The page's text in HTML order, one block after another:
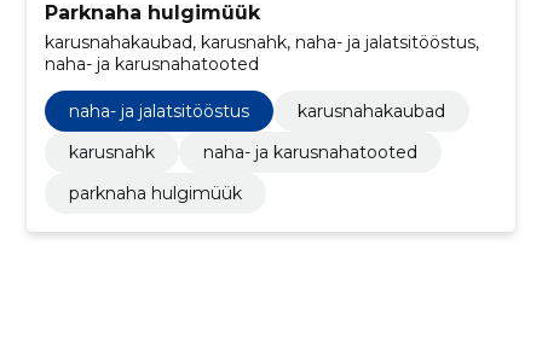
Parknaha hulgimüük
karusnahakaubad, karusnahk, naha- ja jalatsitööstus,
naha- ja karusnahatooted
naha- ja jalatsitööstus
karusnahakaubad
karusnahk
naha- ja karusnahatooted
parknaha hulgimüük